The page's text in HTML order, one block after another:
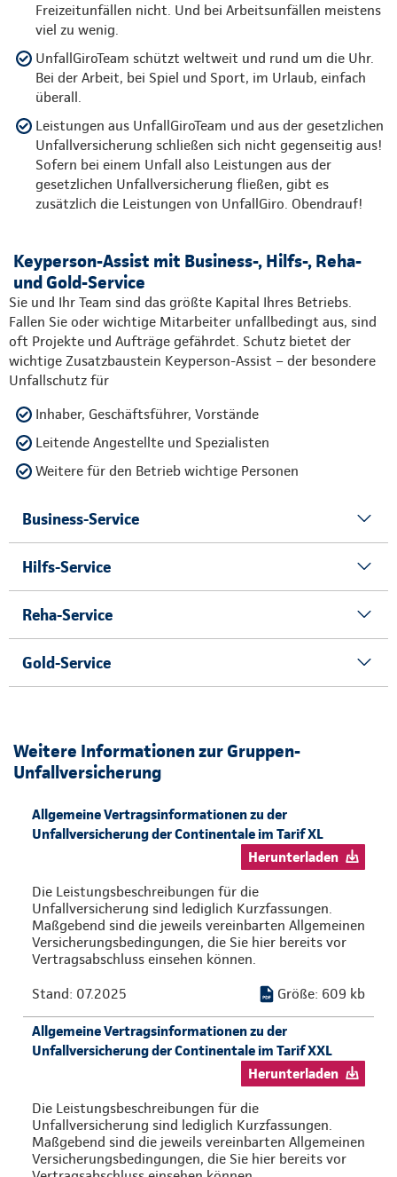
Freizeitunfällen nicht. Und bei Arbeitsunfällen meistens
viel zu wenig.
UnfallGiroTeam schützt weltweit und rund um die Uhr.
Bei der Arbeit, bei Spiel und Sport, im Urlaub, einfach
überall.
Leistungen aus UnfallGiroTeam und aus der gesetzlichen
Unfallversicherung schließen sich nicht gegenseitig aus!
Sofern bei einem Unfall also Leistungen aus der
gesetzlichen Unfallversicherung fließen, gibt es
zusätzlich die Leistungen von UnfallGiro. Obendrauf!
Keyperson-Assist mit Business-, Hilfs-, Reha-
und Gold-Service
Sie und Ihr Team sind das größte Kapital Ihres Betriebs.
Fallen Sie oder wichtige Mitarbeiter unfallbedingt aus, sind
oft Projekte und Aufträge gefährdet. Schutz bietet der
wichtige Zusatzbaustein Keyperson-Assist – der besondere
Unfallschutz für
Inhaber, Geschäftsführer, Vorstände
Leitende Angestellte und Spezialisten
Weitere für den Betrieb wichtige Personen
Business-Service
Hilfs-Service
Reha-Service
Gold-Service
Weitere Informationen zur Gruppen-
Unfallversicherung
Allgemeine Vertragsinformationen zu der
Unfallversicherung der Continentale im Tarif XL
Herunterladen
Die Leistungsbeschreibungen für die
Unfallversicherung sind lediglich Kurzfassungen.
Maßgebend sind die jeweils vereinbarten Allgemeinen
Versicherungsbedingungen, die Sie hier bereits vor
Vertragsabschluss einsehen können.
Stand: 07.2025 Größe: 609 kb
Allgemeine Vertragsinformationen zu der
Unfallversicherung der Continentale im Tarif XXL
Herunterladen
Die Leistungsbeschreibungen für die
Unfallversicherung sind lediglich Kurzfassungen.
Maßgebend sind die jeweils vereinbarten Allgemeinen
Versicherungsbedingungen, die Sie hier bereits vor